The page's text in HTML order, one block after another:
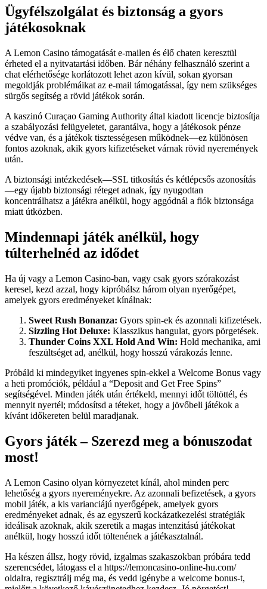
Ügyfélszolgálat és biztonság a gyors
játékosoknak
A Lemon Casino támogatását e-mailen és élő chaten keresztül
érheted el a nyitvatartási időben. Bár néhány felhasználó szerint a
chat elérhetősége korlátozott lehet azon kívül, sokan gyorsan
megoldják problémáikat az e-mail támogatással, így nem szükséges
sürgős segítség a rövid játékok során.
A kaszinó Curaçao Gaming Authority által kiadott licencje biztosítja
a szabályozási felügyeletet, garantálva, hogy a játékosok pénze
védve van, és a játékok tisztességesen működnek—ez különösen
fontos azoknak, akik gyors kifizetéseket várnak rövid nyeremények
után.
A biztonsági intézkedések—SSL titkosítás és kétlépcsős azonosítás
—egy újabb biztonsági réteget adnak, így nyugodtan
koncentrálhatsz a játékra anélkül, hogy aggódnál a fiók biztonsága
miatt útközben.
Mindennapi játék anélkül, hogy
túlterhelnéd az idődet
Ha új vagy a Lemon Casino-ban, vagy csak gyors szórakozást
keresel, kezd azzal, hogy kipróbálsz három olyan nyerőgépet,
amelyek gyors eredményeket kínálnak:
Sweet Rush Bonanza: Gyors spin-ek és azonnali kifizetések.
Sizzling Hot Deluxe: Klasszikus hangulat, gyors pörgetések.
Thunder Coins XXL Hold And Win: Hold mechanika, ami
feszültséget ad, anélkül, hogy hosszú várakozás lenne.
Próbáld ki mindegyiket ingyenes spin-ekkel a Welcome Bonus vagy
a heti promóciók, például a “Deposit and Get Free Spins”
segítségével. Minden játék után értékeld, mennyi időt töltöttél, és
mennyit nyertél; módosítsd a téteket, hogy a jövőbeli játékok a
kívánt időkereten belül maradjanak.
Gyors játék – Szerezd meg a bónuszodat
most!
A Lemon Casino olyan környezetet kínál, ahol minden perc
lehetőség a gyors nyereményekre. Az azonnali befizetések, a gyors
mobil játék, a kis varianciájú nyerőgépek, amelyek gyors
eredményeket adnak, és az egyszerű kockázatkezelési stratégiák
ideálisak azoknak, akik szeretik a magas intenzitású játékokat
anélkül, hogy hosszú időt töltenének a játékasztalnál.
Ha készen állsz, hogy rövid, izgalmas szakaszokban próbára tedd
szerencsédet, látogass el a https://lemoncasino-online-hu.com/
oldalra, regisztrálj még ma, és vedd igénybe a welcome bonus-t,